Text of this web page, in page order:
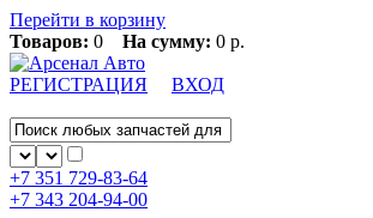
Перейти в корзину
Товаров: 0 На сумму: 0 р.
РЕГИСТРАЦИЯ ВХОД
+7 351 729-83-64
+7 343 204-94-00